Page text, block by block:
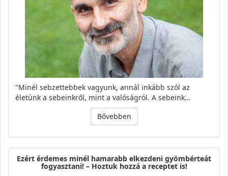
"Minél sebzettebbek vagyunk, annál inkább szól az
életünk a sebeinkről, mint a valóságról. A sebeink…
Bővebben
Ezért érdemes minél hamarabb elkezdeni gyömbérteát
fogyasztani! – Hoztuk hozzá a receptet is!